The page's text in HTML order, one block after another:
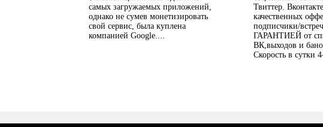
самых загружаемых приложений,
однако не сумев монетизировать
свой сервис, была куплена
компанией Google....
Твиттер.
качественных
подписчики/
ГАРАНТИЕЙ от
ВК,выходов и
Скорость в сутки